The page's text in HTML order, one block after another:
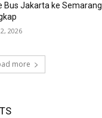
Bus Jakarta ke Semarang
2026
more